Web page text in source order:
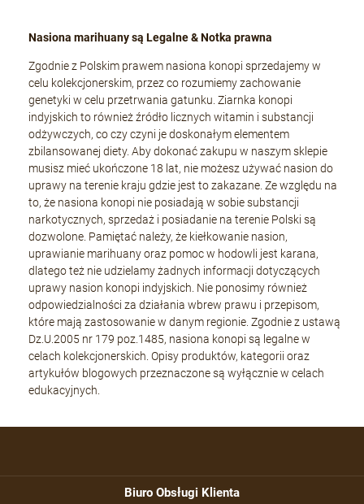
Nasiona marihuany są Legalne & Notka prawna
Zgodnie z Polskim prawem nasiona konopi sprzedajemy w
celu kolekcjonerskim, przez co rozumiemy zachowanie
genetyki w celu przetrwania gatunku. Ziarnka konopi
indyjskich to również źródło licznych witamin i substancji
odżywczych, co czy czyni je doskonałym elementem
zbilansowanej diety. Aby dokonać zakupu w naszym sklepie
musisz mieć ukończone 18 lat, nie możesz używać nasion do
uprawy na terenie kraju gdzie jest to zakazane. Ze względu na
to, że nasiona konopi nie posiadają w sobie substancji
narkotycznych, sprzedaż i posiadanie na terenie Polski są
dozwolone. Pamiętać należy, że kiełkowanie nasion,
uprawianie marihuany oraz pomoc w hodowli jest karana,
dlatego też nie udzielamy żadnych informacji dotyczących
uprawy nasion konopi indyjskich. Nie ponosimy również
odpowiedzialności za działania wbrew prawu i przepisom,
które mają zastosowanie w danym regionie. Zgodnie z ustawą
Dz.U.2005 nr 179 poz.1485, nasiona konopi są legalne w
celach kolekcjonerskich. Opisy produktów, kategorii oraz
artykułów blogowych przeznaczone są wyłącznie w celach
edukacyjnych.
Biuro Obsługi Klienta